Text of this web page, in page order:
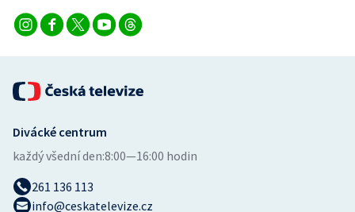
Volejbal
Ostatní
Divácké centrum
každý všední den:8:00—16:00 hodin
261 136 113
info@ceskatelevize.cz